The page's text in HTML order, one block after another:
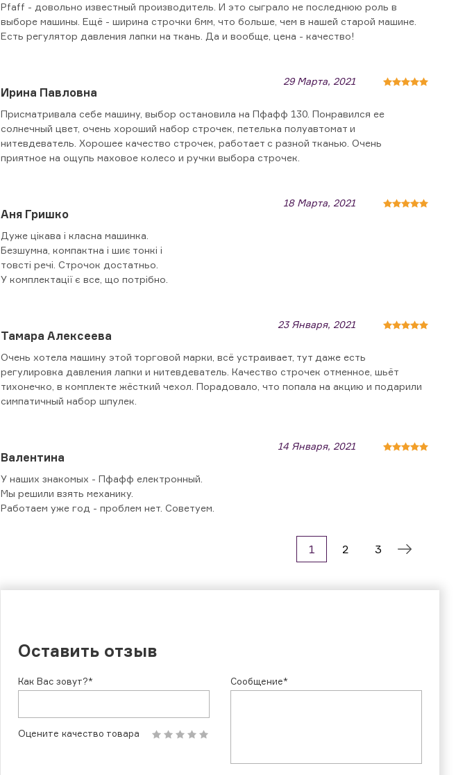
Pfaff - довольно известный производитель. И это сыграло не последнюю роль в
выборе машины. Ещё - ширина строчки 6мм, что больше, чем в нашей старой машине.
Есть регулятор давления лапки на ткань. Да и вообще, цена - качество!
Ирина Павловна
29 Марта, 2021
Присматривала себе машину, выбор остановила на Пфафф 130. Понравился ее
солнечный цвет, очень хороший набор строчек, петелька полуавтомат и
нитевдеватель. Хорошее качество строчек, работает с разной тканью. Очень
приятное на ощупь маховое колесо и ручки выбора строчек.
Аня Гришко
18 Марта, 2021
Дуже цікава і класна машинка.
Безшумна, компактна і шиє тонкі і
товсті речі. Строчок достатньо.
У комплектації є все, що потрібно.
Тамара Алексеева
23 Января, 2021
Очень хотела машину этой торговой марки, всё устраивает, тут даже есть
регулировка давления лапки и нитевдеватель. Качество строчек отменное, шьёт
тихонечко, в комплекте жёсткий чехол. Порадовало, что попала на акцию и подарили
симпатичный набор шпулек.
Валентина
14 Января, 2021
У наших знакомых - Пфафф електронный.
Мы решили взять механику.
Работаем уже год - проблем нет. Советуем.
1 2 3
Оставить отзыв
Сообщение*
Как Вас зовут?*
Оцените качество товара